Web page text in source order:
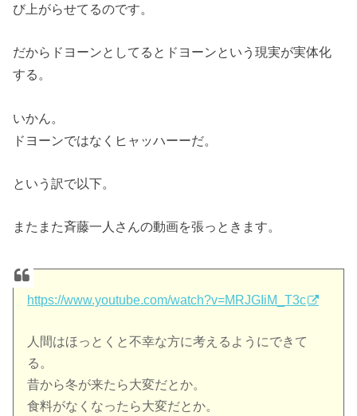
び上がらせてるのです。
だからドヨーンとしてるとドヨーンという現実が実体化
する。
いかん。
ドヨーンではなくヒャッハーーだ。
という訳で以下。
またまた斉藤一人さんの動画を張っときます。
https://www.youtube.com/watch?v=MRJGIiM_T3c
人間はほっとくと不幸な方に考えるようにできて
る。
昔から冬が来たら大変だとか。
食料がなくなったら大変だとか。